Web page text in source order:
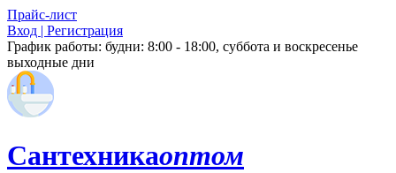
Прайс-лист
Вход | Регистрация
График работы: будни: 8:00 - 18:00, суббота и воскресенье
выходные дни
Сантехникаоптом